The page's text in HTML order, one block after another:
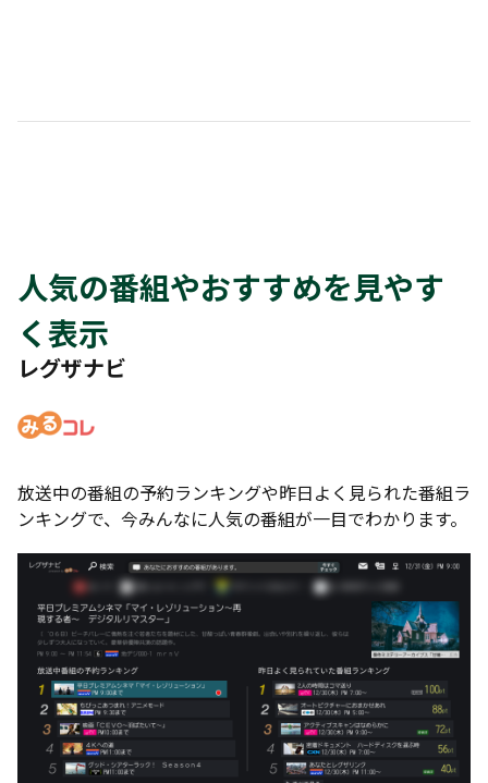
人気の番組やおすすめを見やす
く表示
レグザナビ
放送中の番組の予約ランキングや昨日よく見られた番組ラ
ンキングで、今みんなに人気の番組が一目でわかります。